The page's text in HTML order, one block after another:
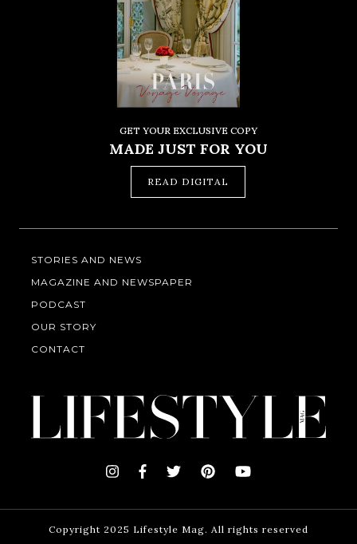
GET YOUR EXCLUSIVE COPY
MADE JUST FOR YOU
READ DIGITAL
STORIES AND NEWS
MAGAZINE AND NEWSPAPER
PODCAST
OUR STORY
CONTACT
Copyright 2025 Lifestyle Mag. All rights reserved